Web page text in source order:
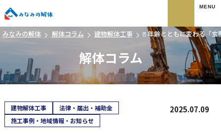
みなみの解体 解体コラム 建物解体工事 🚪年齢とともに変わる「玄
解体コラム
建物解体工事
法律・届出・補助金
施工事例・地域情報・お知らせ
2025.07.09